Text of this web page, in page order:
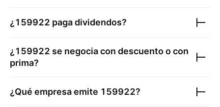
¿ 159922 paga dividendos?
¿ 159922 se negocia con descuento o con
prima?
¿Qué empresa emite 159922?